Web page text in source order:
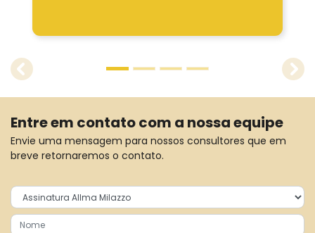
templates.template-
Entre em contato com a nossa equipe
Envie uma mensagem para nossos consultores que em
breve retornaremos o contato.